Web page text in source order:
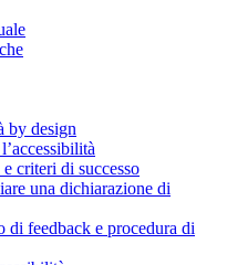
by design
criteri di successo
una dichiarazione di
di feedback e procedura di